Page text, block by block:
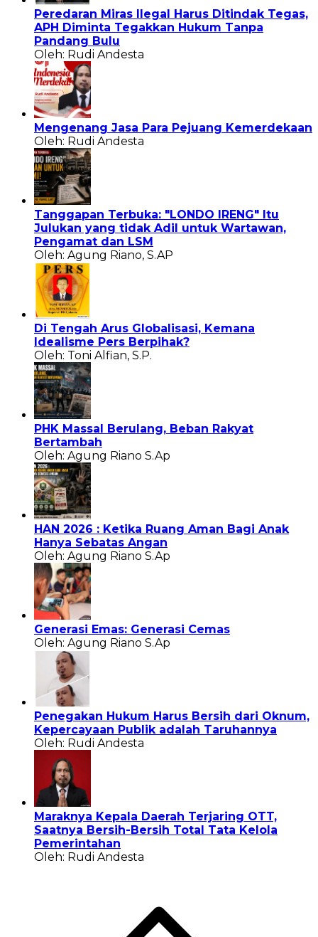
Peredaran Miras Ilegal Harus Ditindak Tegas,
APH Diminta Tegakkan Hukum Tanpa
Pandang Bulu
Oleh: Rudi Andesta
Mengenang Jasa Para Pejuang Kemerdekaan
Oleh: Rudi Andesta
Tanggapan Terbuka: "LONDO IRENG" Itu
Julukan yang tidak Adil untuk Wartawan,
Pengamat dan LSM
Oleh: Agung Riano, S.AP
Di Tengah Arus Globalisasi, Kemana
Idealisme Pers Berpihak?
Oleh: Toni Alfian, S.P.
PHK Massal Berulang, Beban Rakyat
Bertambah
Oleh: Agung Riano S.Ap
HAN 2026 : Ketika Ruang Aman Bagi Anak
Hanya Sebatas Angan
Oleh: Agung Riano S.Ap
Generasi Emas: Generasi Cemas
Oleh: Agung Riano S.Ap
Penegakan Hukum Harus Bersih dari Oknum,
Kepercayaan Publik adalah Taruhannya
Oleh: Rudi Andesta
Maraknya Kepala Daerah Terjaring OTT,
Saatnya Bersih-Bersih Total Tata Kelola
Pemerintahan
Oleh: Rudi Andesta